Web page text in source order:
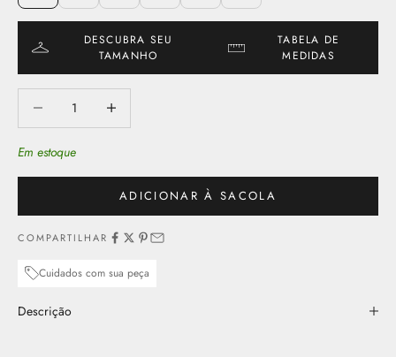
DESCUBRA SEU
TAMANHO
TABELA DE
MEDIDAS
Em estoque
ADICIONAR À SACOLA
COMPARTILHAR
Cuidados com sua peça
Descrição